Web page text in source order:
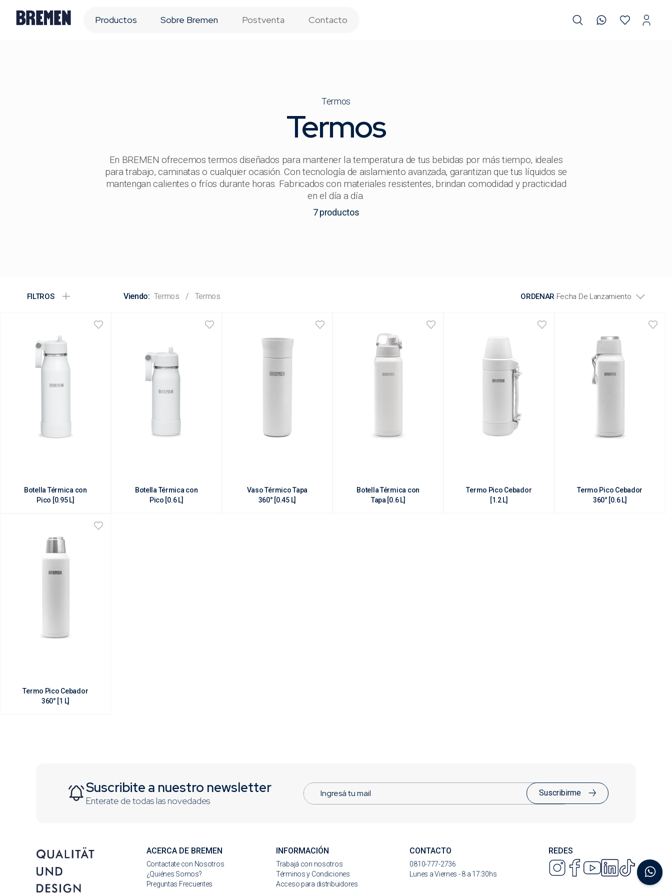
Productos Sobre Bremen Postventa Contacto
Termos
Termos
En BREMEN ofrecemos termos diseñados para mantener la temperatura de tus bebidas por más tiempo, ideales
para trabajo, caminatas o cualquier ocasión. Con tecnología de aislamiento avanzada, garantizan que tus líquidos se
mantengan calientes o fríos durante horas. Fabricados con materiales resistentes, brindan comodidad y practicidad
en el día a día.
7productos
FILTROS Termos Termos ORDENAR Fecha De Lanzamiento
Botella Térmica con
Pico [0.95 L]
Botella Térmica con
Pico [0.6 L]
Vaso Térmico Tapa
360° [0.45 L]
Botella Térmica con
Tapa [0.6 L]
Termo Pico Cebador
[1.2 L]
Termo Pico Cebador
360° [0.6 L]
Termo Pico Cebador
360° [1 L]
Suscribite a nuestro newsletter
Enterate de todas las novedades
Suscribirme
ACERCA DE BREMEN
Contactate con Nosotros
¿Quiénes Somos?
Preguntas Frecuentes
INFORMACIÓN
Trabajá con nosotros
Términos y Condiciones
Acceso para distribuidores
CONTACTO
0810-777-2736
Lunes a Viernes - 8 a 17:30hs
REDES